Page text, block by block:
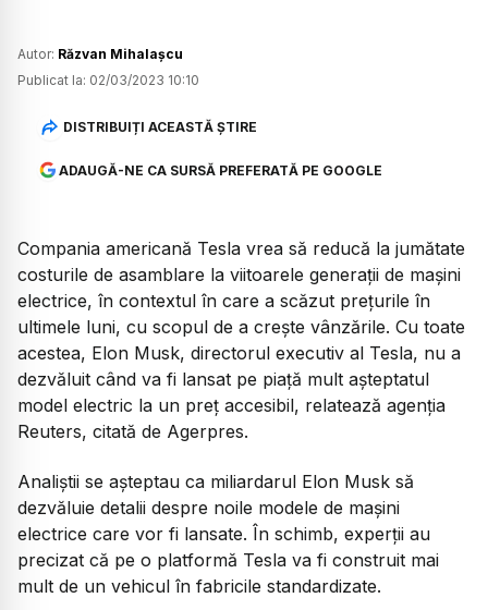
Autor: Răzvan Mihalașcu
Publicat la: 02/03/2023 10:10
DISTRIBUIȚI ACEASTĂ ȘTIRE
ADAUGĂ-NE CA SURSĂ PREFERATĂ PE GOOGLE
Compania americană Tesla vrea să reducă la jumătate
costurile de asamblare la viitoarele generații de mașini
electrice, în contextul în care a scăzut prețurile în
ultimele luni, cu scopul de a crește vânzările. Cu toate
acestea, Elon Musk, directorul executiv al Tesla, nu a
dezvăluit când va fi lansat pe piață mult așteptatul
model electric la un preț accesibil, relatează agenția
Reuters, citată de Agerpres.
Analiștii se așteptau ca miliardarul Elon Musk să
dezvăluie detalii despre noile modele de mașini
electrice care vor fi lansate. În schimb, experții au
precizat că pe o platformă Tesla va fi construit mai
mult de un vehicul în fabricile standardizate.